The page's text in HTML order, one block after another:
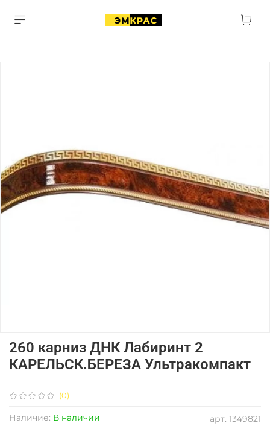
(0)
арт. 1349821
Наличие: В наличии
260 карниз ДНК Лабиринт 2
КАРЕЛЬСК.БЕРЕЗА Ультракомпакт